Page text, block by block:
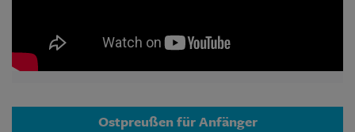
Ostpreußen für Anfänger